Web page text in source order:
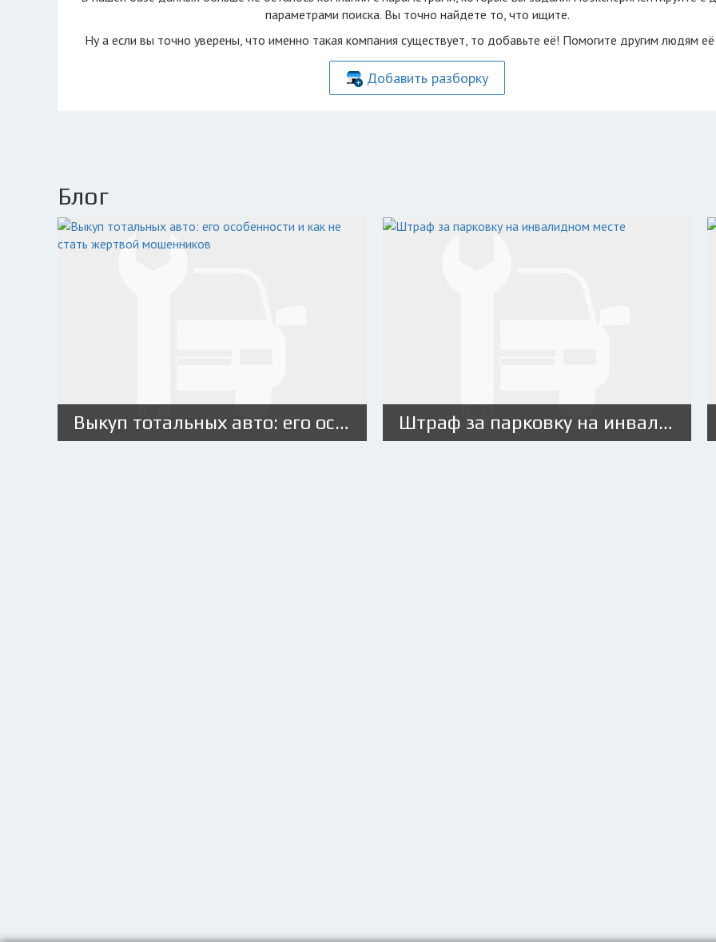
параметрами поиска. Вы точно найдете то, что ищите.
Ну а если вы точно уверены, что именно такая компания существует, то добавьте её! Помогите другим людям
Добавить разборку
Блог
Выкуп тотальных авто: его особенности и как не стать жертвой мошенников Штраф за парковку на инвалидном месте